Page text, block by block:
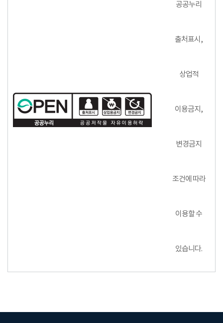
공공누리
출처표시,
상업적
이용금지,
변경금지
조건에 따라
이용할 수
있습니다.